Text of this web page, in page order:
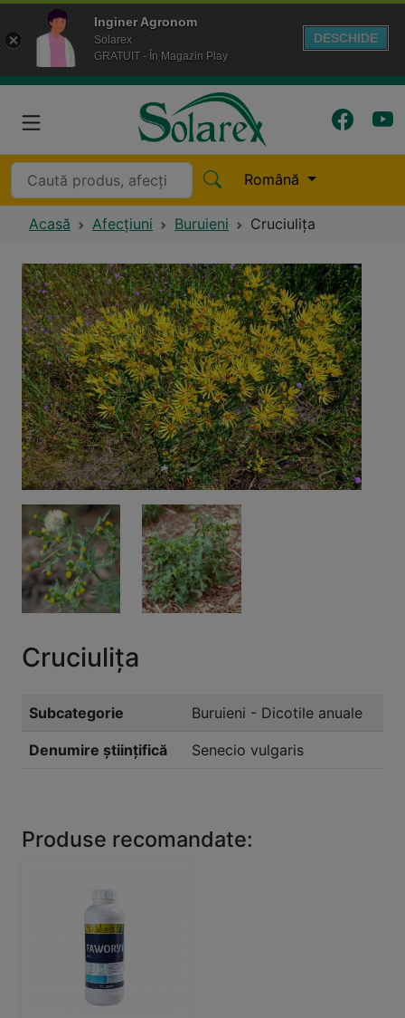
Inginer Agronom
Solarex
GRATUIT - În Magazin Play
DESCHIDE
Română
Acasă Afecțiuni Buruieni Cruciulița
Cruciulița
Subcategorie Buruieni - Dicotile anuale
Denumire științifică Senecio vulgaris
Produse recomandate: